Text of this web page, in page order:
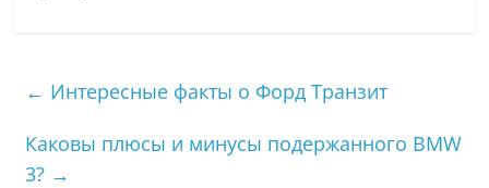
← Интересные факты о Форд Транзит
Каковы плюсы и минусы подержанного BMW
3? →